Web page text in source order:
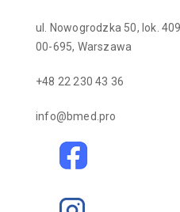
ul. Nowogrodzka 50, lok. 409
00-695, Warszawa
+48 22 230 43 36
info@bmed.pro